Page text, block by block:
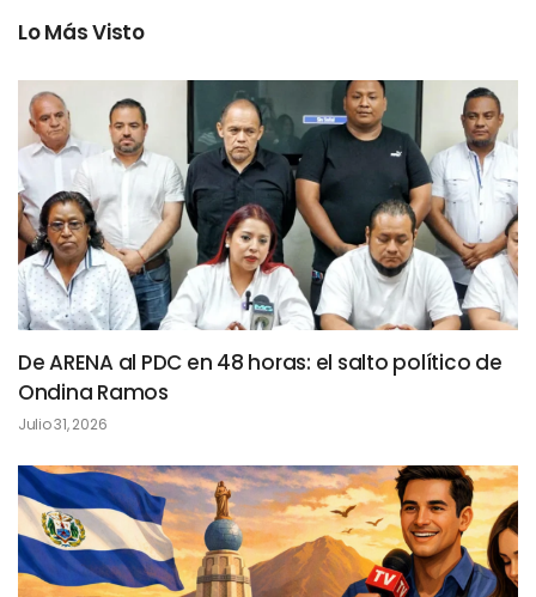
Lo Más Visto
De ARENA al PDC en 48 horas: el salto político de
Ondina Ramos
Julio 31, 2026